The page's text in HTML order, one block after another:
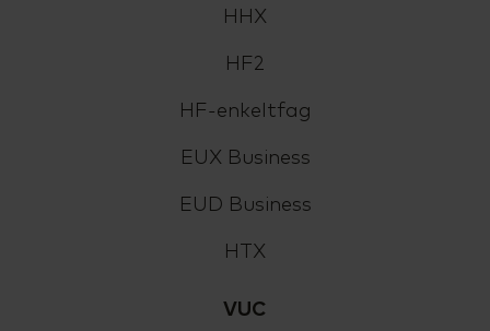
HHX
HF2
HF-enkeltfag
EUX Business
EUD Business
HTX
VUC